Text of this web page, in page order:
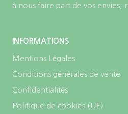
à nous faire part de vos envies,
INFORMATIONS
Mentions Légales
Conditions générales de vente
Confidentialités
Politique de cookies (UE)